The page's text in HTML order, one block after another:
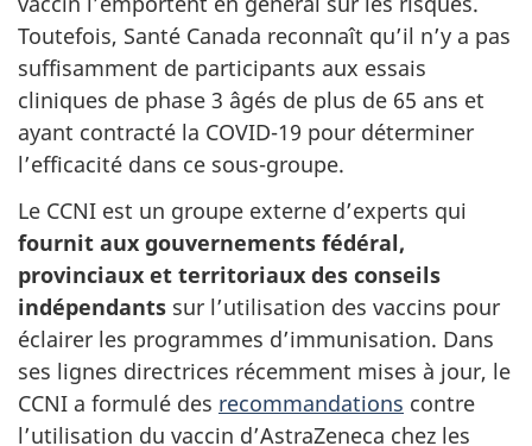
Toutefois, Santé Canada reconnaît qu’il n’y a pas
suffisamment de participants aux essais
cliniques de phase 3 âgés de plus de 65 ans et
ayant contracté la COVID-19 pour déterminer
l’efficacité dans ce sous-groupe.
Le CCNI est un groupe externe d’experts qui
fournit aux gouvernements fédéral,
provinciaux et territoriaux des conseils
indépendants sur l’utilisation des vaccins pour
éclairer les programmes d’immunisation. Dans
ses lignes directrices récemment mises à jour, le
CCNI a formulé des recommandations contre
l’utilisation du vaccin d’AstraZeneca chez les